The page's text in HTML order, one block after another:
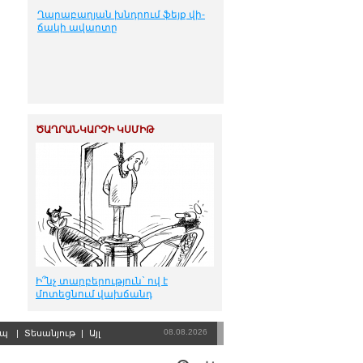
Ղա­րա­բա­ղ­յան խնդ­րում ֆեյք վի­
ճա­կի ա­վար­տը
ԾԱՂՐԱՆԿԱՐՉԻ ԿՍՄԻԹ
Ի՞նչ տարբերություն` ով է
մոտեցնում վախճանդ
| Տեսանյութ | Այլ 08.08.2026